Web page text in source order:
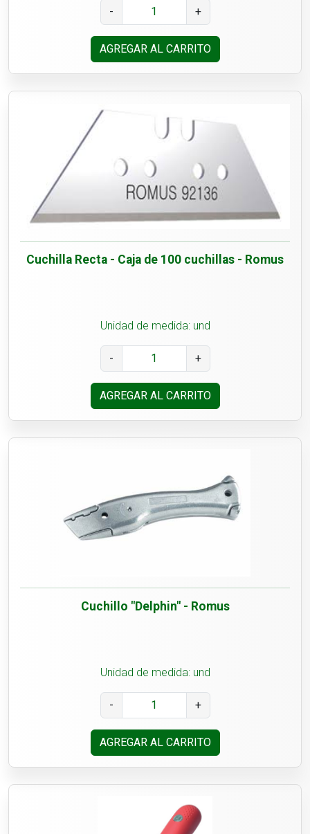
- +
AGREGAR AL CARRITO
Cuchilla Recta - Caja de 100 cuchillas - Romus
Unidad de medida: und
- +
AGREGAR AL CARRITO
Cuchillo "Delphin" - Romus
Unidad de medida: und
- +
AGREGAR AL CARRITO